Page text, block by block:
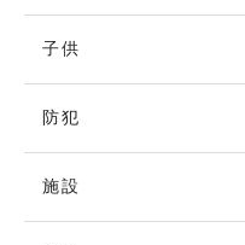
子供
防犯
施設